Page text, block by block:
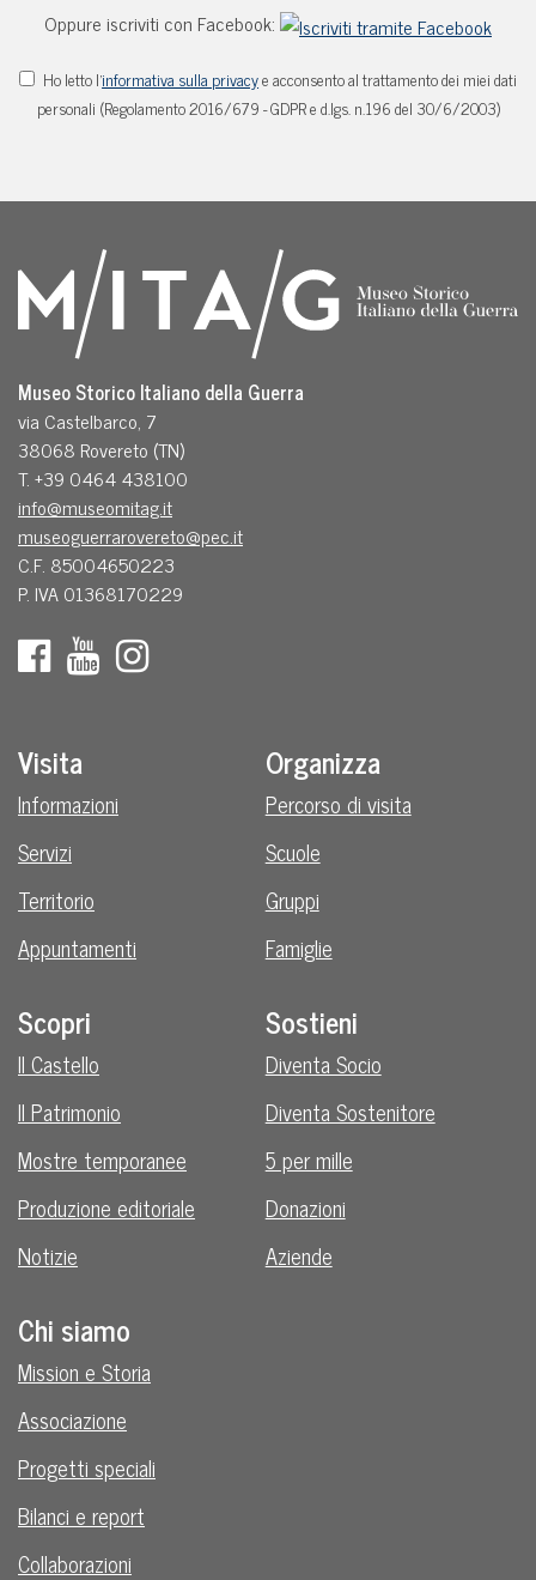
Oppure iscriviti con Facebook:
Ho letto l'informativa sulla privacye acconsento al trattamento dei miei dati
personali (Regolamento 2016/679 - GDPR e d.lgs. n.196 del 30/6/2003)
Museo Storico Italiano della Guerra
via Castelbarco, 7
38068 Rovereto (TN)
T. +39 0464 438100
info@museomitag.it
museoguerrarovereto@pec.it
C.F. 85004650223
P. IVA 01368170229
Visita
Informazioni
Servizi
Territorio
Appuntamenti
Organizza
Percorso di visita
Scuole
Gruppi
Famiglie
Scopri
Il Castello
Il Patrimonio
Mostre temporanee
Produzione editoriale
Notizie
Sostieni
Diventa Socio
Diventa Sostenitore
5 per mille
Donazioni
Aziende
Chi siamo
Mission e Storia
Associazione
Progetti speciali
Bilanci e report
Collaborazioni